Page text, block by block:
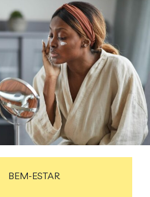
BEM-ESTAR